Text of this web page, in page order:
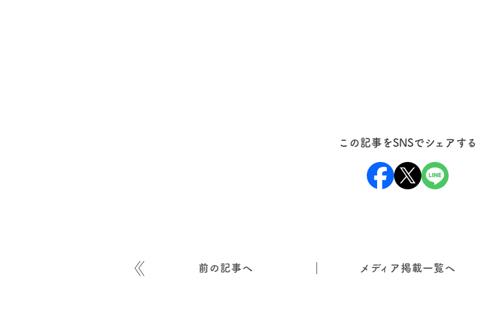
この記事をSNSでシェアする
前の記事へ メディア掲載一覧へ